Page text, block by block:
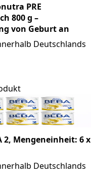
PRE
800 g –
von Geburt an
Deutschlands
2, Mengeneinheit: 6 x
Deutschlands